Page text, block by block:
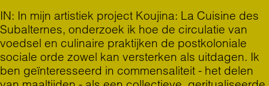
IN: In mijn artistiek project Koujina: La Cuisine des
Subalternes, onderzoek ik hoe de circulatie van
voedsel en culinaire praktijken de postkoloniale
sociale orde zowel kan versterken als uitdagen. Ik
ben geïnteresseerd in commensaliteit - het delen